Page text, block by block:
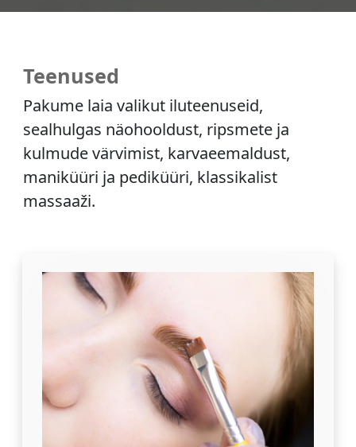
Teenused
Pakume laia valikut iluteenuseid,
sealhulgas näohooldust, ripsmete ja
kulmude värvimist, karvaeemaldust,
maniküüri ja pediküüri, klassikalist
massaaži.